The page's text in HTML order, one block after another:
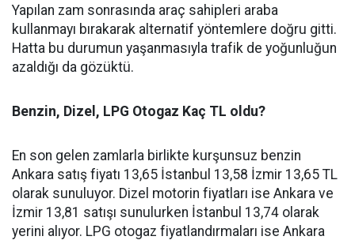
Yapılan zam sonrasında araç sahipleri araba
kullanmayı bırakarak alternatif yöntemlere doğru gitti.
Hatta bu durumun yaşanmasıyla trafik de yoğunluğun
azaldığı da gözüktü.
Benzin, Dizel, LPG Otogaz Kaç TL oldu?
En son gelen zamlarla birlikte kurşunsuz benzin
Ankara satış fiyatı 13,65 İstanbul 13,58 İzmir 13,65 TL
olarak sunuluyor. Dizel motorin fiyatları ise Ankara ve
İzmir 13,81 satışı sunulurken İstanbul 13,74 olarak
yerini alıyor. LPG otogaz fiyatlandırmaları ise Ankara